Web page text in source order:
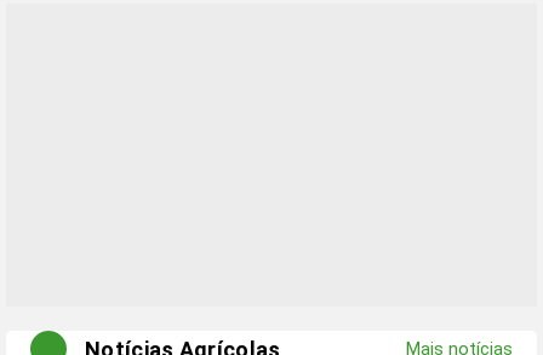
Notícias Agrícolas Mais notícias